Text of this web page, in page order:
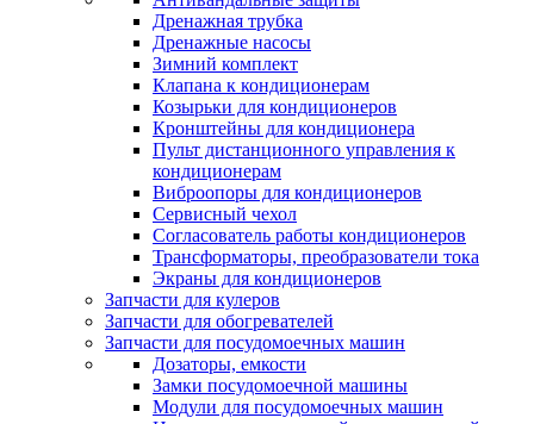
Дренажная трубка
Дренажные насосы
Зимний комплект
Клапана к кондиционерам
Козырьки для кондиционеров
Кронштейны для кондиционера
Пульт дистанционного управления к
кондиционерам
Виброопоры для кондиционеров
Сервисный чехол
Согласователь работы кондиционеров
Трансформаторы, преобразователи тока
Экраны для кондиционеров
Запчасти для кулеров
Запчасти для обогревателей
Запчасти для посудомоечных машин
Дозаторы, емкости
Замки посудомоечной машины
Модули для посудомоечных машин